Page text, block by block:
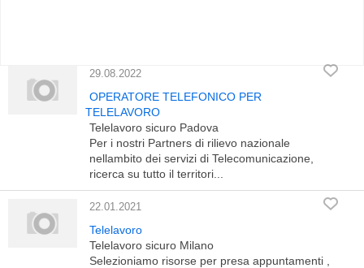
29.08.2022
OPERATORE TELEFONICO PER
TELELAVORO
Telelavoro sicuro Padova
Per i nostri Partners di rilievo nazionale
nellambito dei servizi di Telecomunicazione,
ricerca su tutto il territori...
22.01.2021
Telelavoro
Telelavoro sicuro Milano
Selezioniamo risorse per presa appuntamenti ,